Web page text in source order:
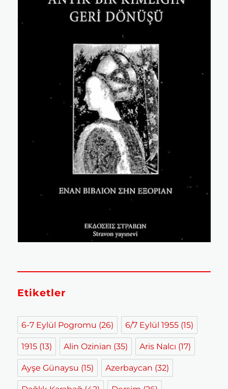
Etiketler
6-7 Eylül Pogromu (26) 6/7 Eylül 1955 (15)
1915 (13) Alin Ozinian (35) Aris Nalcı (17)
Ayşe Günaysu (15) Azerbaycan (32)